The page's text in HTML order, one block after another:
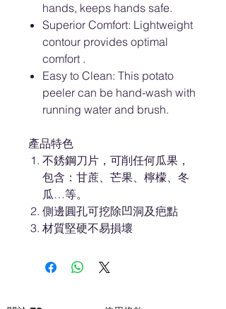
hands, keeps hands safe.
Superior Comfort: Lightweight
contour provides optimal
comfort .
Easy to Clean: This potato
peeler can be hand-wash with
running water and brush.
產品特色
不銹鋼刀片，可削任何瓜果，
包含：甘蔗、芒果、檸檬、冬
瓜…等。
側邊圓孔可挖除凹洞及疤點
材質堅硬不易損壞